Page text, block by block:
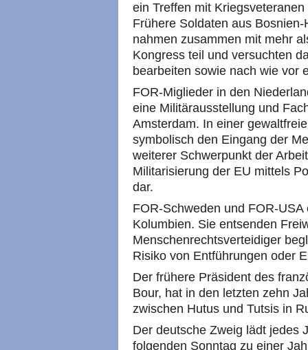
ein Treffen mit
Frühere Soldaten aus
nahmen zusammen mit mehr
Kongress teil und versuchten
bearbeiten sowie nach wie vor
FOR-Miglieder in den
eine Militärausstellung und
Amsterdam. In einer
symbolisch den Eingang der
weiterer Schwerpunkt der
Militarisierung der EU mittels
dar.
FOR-Schweden und FOR-USA
Kolumbien. Sie entsenden
Menschenrechtsverteidiger
Risiko von Entführungen oder
Der frühere Präsident des
Bour, hat in den letzten zehn
zwischen Hutus und Tutsis in
Der deutsche Zweig lädt jedes
folgenden Sonntag zu einer